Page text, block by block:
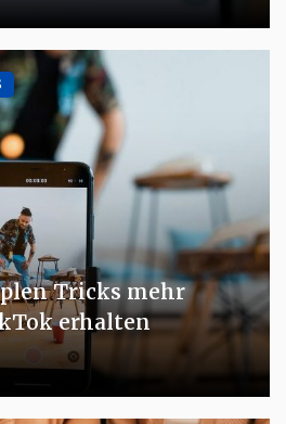
Tricks mehr
erhalten